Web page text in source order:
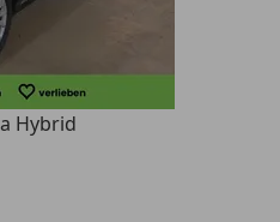
Hybrid